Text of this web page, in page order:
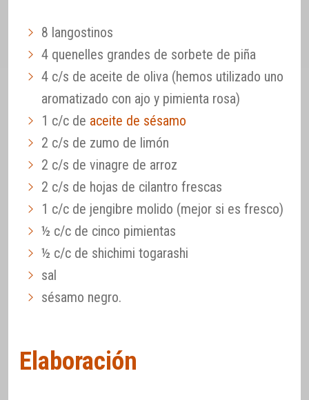
8 langostinos
4 quenelles grandes de sorbete de piña
4 c/s de aceite de oliva (hemos utilizado uno
aromatizado con ajo y pimienta rosa)
1 c/c de aceite de sésamo
2 c/s de zumo de limón
2 c/s de vinagre de arroz
2 c/s de hojas de cilantro frescas
1 c/c de jengibre molido (mejor si es fresco)
½ c/c de cinco pimientas
½ c/c de shichimi togarashi
sal
sésamo negro.
Elaboración